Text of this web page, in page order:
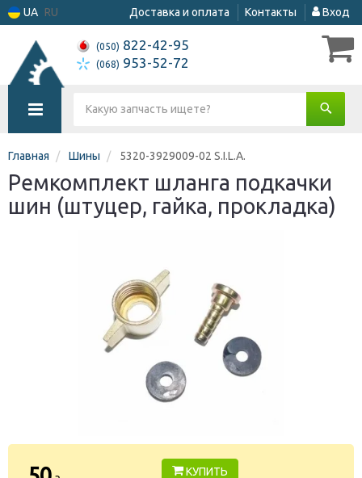
UA RU Доставка и оплата Контакты Вход
(050) 822-42-95
(068) 953-52-72
Главная Шины 5320-3929009-02 S.I.L.A.
Ремкомплект шланга подкачки
шин (штуцер, гайка, прокладка)
КУПИТЬ